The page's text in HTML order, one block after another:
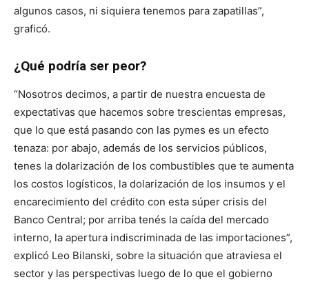
algunos casos, ni siquiera tenemos para zapatillas”,
graficó.
¿Qué podría ser peor?
“Nosotros decimos, a partir de nuestra encuesta de
expectativas que hacemos sobre trescientas empresas,
que lo que está pasando con las pymes es un efecto
tenaza: por abajo, además de los servicios públicos,
tenes la dolarización de los combustibles que te aumenta
los costos logísticos, la dolarización de los insumos y el
encarecimiento del crédito con esta súper crisis del
Banco Central; por arriba tenés la caída del mercado
interno, la apertura indiscriminada de las importaciones”,
explicó Leo Bilanski, sobre la situación que atraviesa el
sector y las perspectivas luego de lo que el gobierno